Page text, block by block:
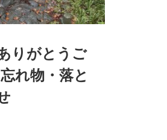
りがとうご
れ物・落と